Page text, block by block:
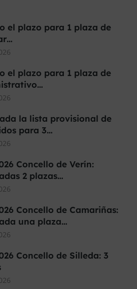
el plazo para 1 plaza de
el plazo para 1 plaza de
la lista provisional de
para 3…
Concello de Verín:
2 plazas…
Concello de Camariñas:
una plaza…
Concello de Silleda: 3